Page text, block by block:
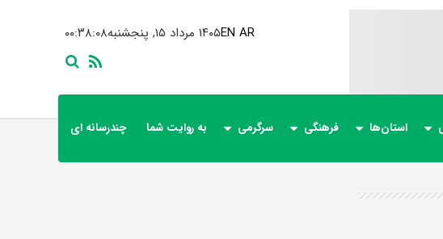
۰۰:۳۸:۰۸ ۱۴۰۵ مرداد ۱۵, پنجشنبهEN AR
استان‌ها فرهنگی سرگرمی به روایت شما چندرسانه ای